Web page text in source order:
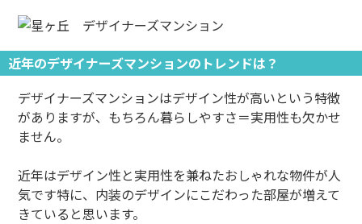
近年のデザイナーズマンションのトレンドは？
デザイナーズマンションはデザイン性が高いという特徴
がありますが、もちろん暮らしやすさ＝実用性も欠かせ
ません。
近年はデザイン性と実用性を兼ねたおしゃれな物件が人
気です特に、内装のデザインにこだわった部屋が増えて
きていると思います。